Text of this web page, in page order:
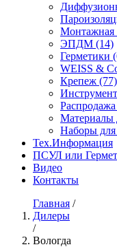
Монтажная
ЭПДМ (14)
Герметики
WEISS &
Крепеж (77)
Распродажа
Материалы
Наборы для
Тех.Информация
ПСУЛ или
Видео
Контакты
Главная /
Дилеры
/
Вологда